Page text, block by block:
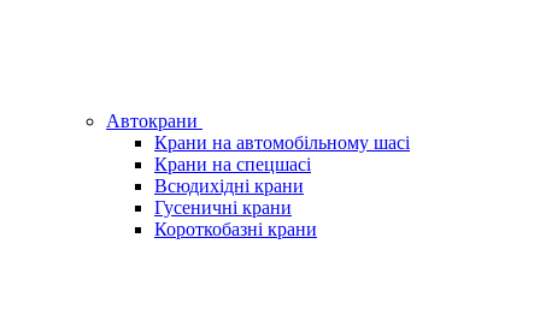
Автокрани
Крани на автомобільному шасі
Крани на спецшасі
Всюдихідні крани
Гусеничні крани
Короткобазні крани